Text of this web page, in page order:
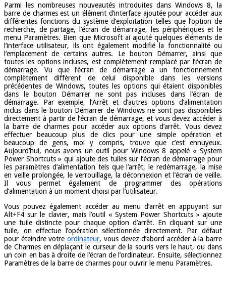
Parmi les nombreuses nouveautés introduites dans Windows 8, la
barre de charmes est un élément d’interface ajoutée pour accéder aux
différentes fonctions du système d’exploitation telles que l’option de
recherche, de partage, l’écran de démarrage, les périphériques et le
menu Paramètres. Bien que Microsoft ai ajouté quelques éléments de
l’interface utilisateur, ils ont également modifié la fonctionnalité ou
l’emplacement de certains autres. Le bouton Démarrer, ainsi que
toutes les options incluses, est complètement remplacé par l’écran de
démarrage. Vu que l’écran de démarrage a un fonctionnement
complètement différent de celui disponible dans les versions
précédentes de Windows, toutes les options qui étaient disponibles
dans le bouton Démarrer ne sont pas incluses dans l’écran de
démarrage. Par exemple, l’Arrêt et d’autres options d’alimentation
inclus dans le bouton Démarrer de Windows ne sont pas disponibles
directement à partir de l’écran de démarrage, et vous devez accéder à
la barre de charmes pour accéder aux options d’arrêt. Vous devez
effectuer beaucoup plus de clics pour une simple opération et
beaucoup de gens, moi y compris, trouve que c’est ennuyeux.
Aujourd’hui, nous avons un outil pour Windows 8 appelé « System
Power Shortcuts » qui ajoute des tuiles sur l’écran de démarrage pour
les paramètres d’alimentation tels que l’arrêt, le redémarrage, la mise
en veille prolongée, le verrouillage, la déconnexion et l’écran de veille.
Il vous permet également de programmer des opérations
d’alimentation à un moment choisi par l’utilisateur.
Vous pouvez également accéder au menu d’arrêt en appuyant sur
Alt+F4 sur le clavier, mais l’outil « System Power Shortcuts » ajoute
une tuile distincte pour chaque option d’arrêt. En cliquant sur une
tuile, on effectue l’opération sélectionnée directement. Par défaut
pour éteindre votreordinateur, vous devez d’abord accéder à la barre
de Charmes en déplaçant le curseur de la souris vers le haut, ou dans
un coin en bas à droite de l’écran de l’ordinateur. Ensuite, sélectionnez
Paramètres de la barre de charmes pour ouvrir le menu Paramètres.